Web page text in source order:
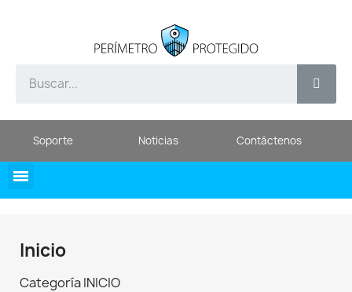
Soporte Noticias Contáctenos
Inicio
Categoría INICIO